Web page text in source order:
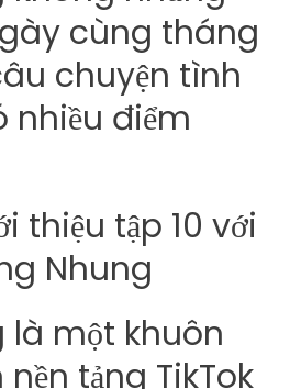
cùng tháng
chuyện tình
điểm
thiệu tập 10 với
Nhung
là một khuôn
tảng TikTok